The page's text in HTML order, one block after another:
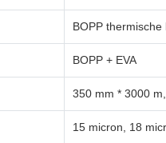
BOPP
BOPP + EVA
350 mm * 3000
15 micron, 18